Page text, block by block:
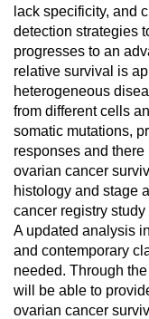
lack specificity, and
detection strategies
progresses to an
relative survival is
heterogeneous
from different cells
somatic mutations,
responses and
ovarian cancer
histology and stage
cancer registry
A updated analysis
and contemporary
needed. Through
will be able to
ovarian cancer